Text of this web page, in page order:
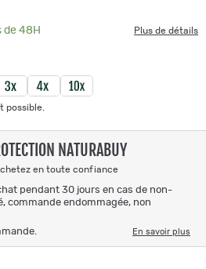
de 48H
Plus de détails
possible.
NATURABUY
en toute confiance
pendant 30 jours en cas de non-
commande endommagée, non
En savoir plus